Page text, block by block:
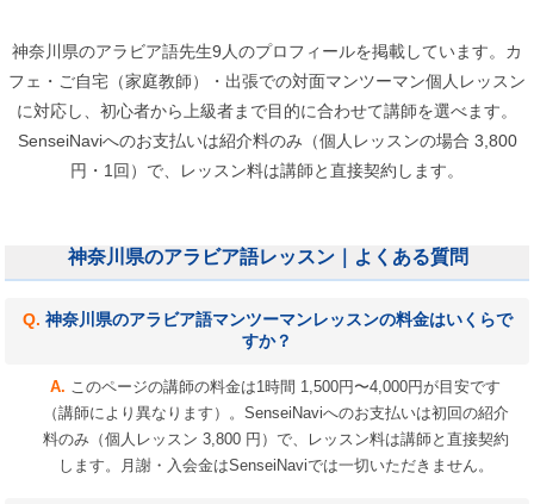
神奈川県のアラビア語先生9人のプロフィールを掲載しています。カ
フェ・ご自宅（家庭教師）・出張での対面マンツーマン個人レッスン
に対応し、初心者から上級者まで目的に合わせて講師を選べます。
SenseiNaviへのお支払いは紹介料のみ（個人レッスンの場合 3,800
円・1回）で、レッスン料は講師と直接契約します。
神奈川県のアラビア語レッスン｜よくある質問
神奈川県のアラビア語マンツーマンレッスンの料金はいくらで
すか？
このページの講師の料金は1時間 1,500円〜4,000円が目安です
（講師により異なります）。SenseiNaviへのお支払いは初回の紹介
料のみ（個人レッスン 3,800 円）で、レッスン料は講師と直接契約
します。月謝・入会金はSenseiNaviでは一切いただきません。